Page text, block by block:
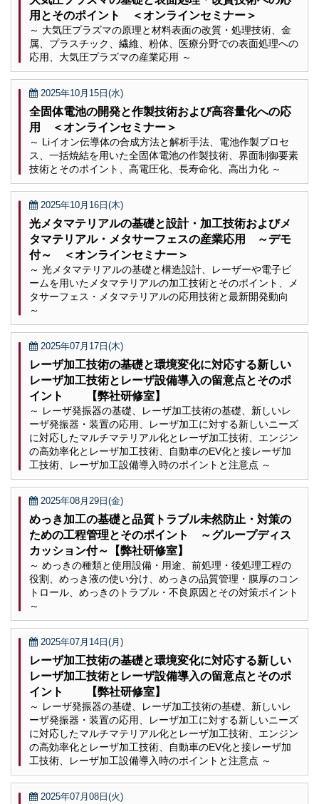
用とそのポイント ＜オンラインセミナー＞
～ 大気圧プラズマの原理と材料表面の改質・処理技術、金
属、プラスチック、繊維、粉体、医療分野での表面処理への
応用、大気圧プラズマの産業応用 ～
2025年10月15日(水)
全固体電池の開発と作製技術および高容量化への応
用 ＜オンラインセミナー＞
～ Liイオン伝導体の合成方法と解析手法、電池作製プロセ
ス、一括焼結を用いた全固体電池の作製技術、界面制御要素
技術とそのポイント、高電圧化、長寿命化、高出力化 ～
2025年10月16日(木)
光メタマテリアルの基礎と設計・加工技術およびメ
タマテリアル・メタサーフェスの産業応用 ～デモ
付～ ＜オンラインセミナー＞
～ 光メタマテリアルの基礎と構造設計、レーザーや電子ビ
ームを用いたメタマテリアルの加工技術とそのポイント、メ
タサーフェス・メタマテリアルの応用技術と最新開発動向
～
2025年07月17日(木)
レーザ加工技術の基礎と環境変化に対応する新しい
レーザ加工技術とレーザ設備導入の留意点とそのポ
イント 【弊社研修室】
～ レーザ発振器の基礎、レーザ加工技術の基礎、新しいレ
ーザ発振器・装置の応用、レーザ加工に対する新しいニーズ
に対応したマルチマテリアル化とレーザ加工技術、エンジン
の高効率化とレーザ加工技術、自動車のEV化と接レーザ加
工技術、レーザ加工設備導入時のポイントと注意点 ～
2025年08月29日(金)
めっき加工の基礎と品質トラブル未然防止・対策の
ための工程管理とそのポイント ～グループディス
カッション付～【弊社研修室】
～ めっきの種類と使用設備・用途、前処理・後処理工程の
役割、めっき液の使い分け、めっきの品質管理・膜厚のコン
トロール、めっきのトラブル・不良原因とその対策ポイント
～
2025年07月14日(月)
レーザ加工技術の基礎と環境変化に対応する新しい
レーザ加工技術とレーザ設備導入の留意点とそのポ
イント 【弊社研修室】
～ レーザ発振器の基礎、レーザ加工技術の基礎、新しいレ
ーザ発振器・装置の応用、レーザ加工に対する新しいニーズ
に対応したマルチマテリアル化とレーザ加工技術、エンジン
の高効率化とレーザ加工技術、自動車のEV化と接レーザ加
工技術、レーザ加工設備導入時のポイントと注意点 ～
2025年07月08日(火)